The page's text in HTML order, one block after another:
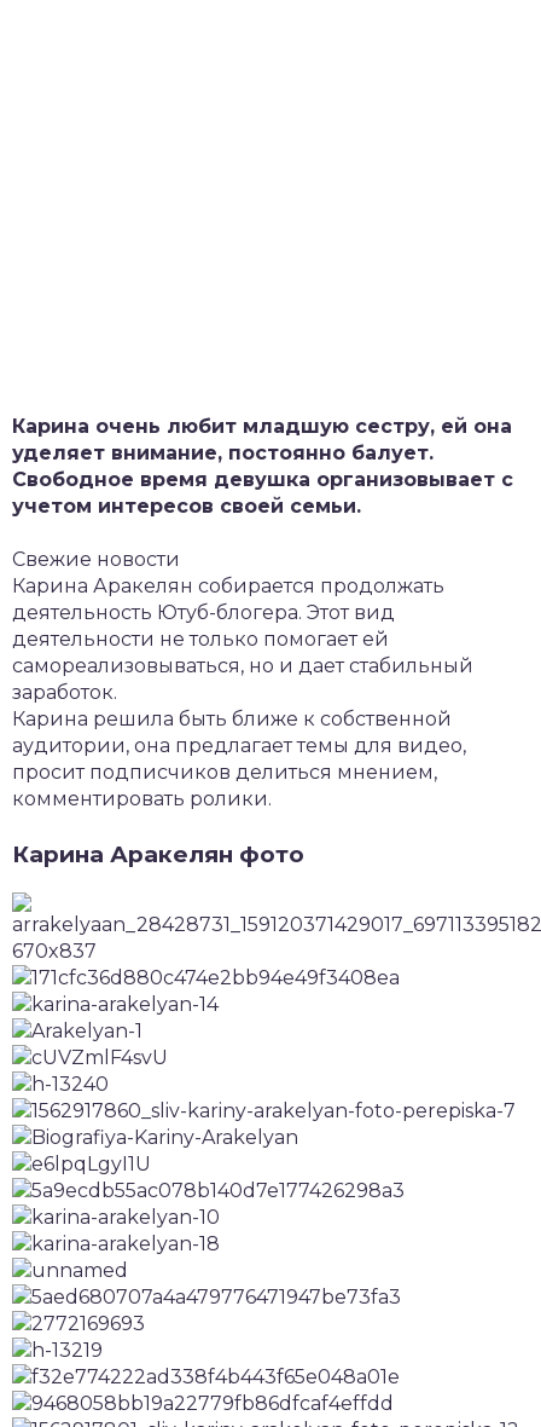
Карина очень любит младшую сестру, ей она
уделяет внимание, постоянно балует.
Свободное время девушка организовывает с
учетом интересов своей семьи.
Свежие новости
Карина Аракелян собирается продолжать
деятельность Ютуб-блогера. Этот вид
деятельности не только помогает ей
самореализовываться, но и дает стабильный
заработок.
Карина решила быть ближе к собственной
аудитории, она предлагает темы для видео,
просит подписчиков делиться мнением,
комментировать ролики.
Карина Аракелян фото